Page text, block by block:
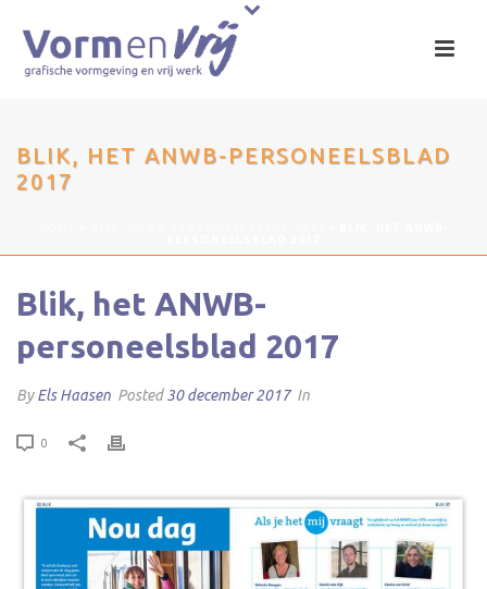
BLIK, HET ANWB-PERSONEELSBLAD
2017
Blik, het ANWB-
personeelsblad 2017
ByEls Haasen Posted30 december 2017 In
0